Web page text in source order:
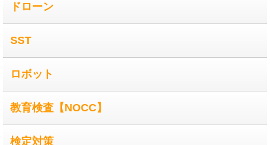
ドローン
SST
ロボット
教育検査【NOCC】
検定対策